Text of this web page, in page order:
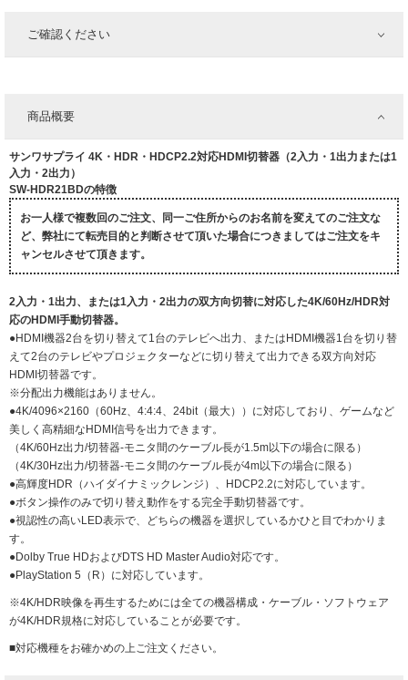
ご確認ください
商品概要
サンワサプライ 4K・HDR・HDCP2.2対応HDMI切替器（2入力・1出力または1
入力・2出力）
SW-HDR21BDの特徴
お一人様で複数回のご注文、同一ご住所からのお名前を変えてのご注文な
ど、弊社にて転売目的と判断させて頂いた場合につきましてはご注文をキ
ャンセルさせて頂きます。
2入力・1出力、または1入力・2出力の双方向切替に対応した4K/60Hz/HDR対
応のHDMI手動切替器。
●HDMI機器2台を切り替えて1台のテレビへ出力、またはHDMI機器1台を切り替
えて2台のテレビやプロジェクターなどに切り替えて出力できる双方向対応
HDMI切替器です。
※分配出力機能はありません。
●4K/4096×2160（60Hz、4:4:4、24bit（最大））に対応しており、ゲームなど
美しく高精細なHDMI信号を出力できます。
（4K/60Hz出力/切替器-モニタ間のケーブル長が1.5m以下の場合に限る）
（4K/30Hz出力/切替器-モニタ間のケーブル長が4m以下の場合に限る）
●高輝度HDR（ハイダイナミックレンジ）、HDCP2.2に対応しています。
●ボタン操作のみで切り替え動作をする完全手動切替器です。
●視認性の高いLED表示で、どちらの機器を選択しているかひと目でわかりま
す。
●Dolby True HDおよびDTS HD Master Audio対応です。
●PlayStation 5（R）に対応しています。
※4K/HDR映像を再生するためには全ての機器構成・ケーブル・ソフトウェア
が4K/HDR規格に対応していることが必要です。
■対応機種をお確かめの上ご注文ください。